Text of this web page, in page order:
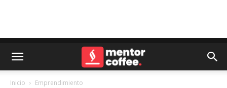
Inicio Emprendimiento